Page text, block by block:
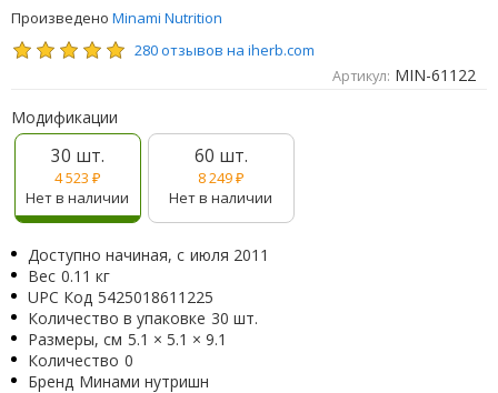
Произведено Minami Nutrition
280 отзывов на iherb.com
Артикул: MIN-61122
Модификации
30 шт.
4 523 ₽
Нет в наличии
60 шт.
8 249₽
Нет в наличии
Доступно начиная, с июля 2011
Вес 0.11 кг
UPC Код 5425018611225
Количество в упаковке 30 шт.
Размеры, см 5.1 × 5.1 × 9.1
Количество 0
Бренд Минами нутришн